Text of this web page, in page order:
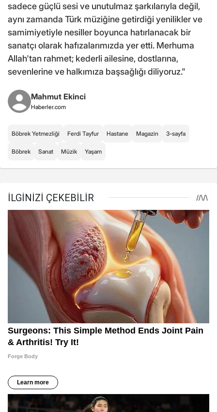
sadece güçlü sesi ve unutulmaz şarkılarıyla değil,
aynı zamanda Türk müziğine getirdiği yenilikler ve
samimiyetiyle nesiller boyunca hatırlanacak bir
sanatçı olarak hafızalarımızda yer etti. Merhuma
Allah'tan rahmet; kederli ailesine, dostlarına,
sevenlerine ve halkımıza başsağlığı diliyoruz."
Mahmut Ekinci
Haberler.com
Böbrek Yetmezliği Ferdi Tayfur Hastane Magazin 3-sayfa
Böbrek Sanat Müzik Yaşam